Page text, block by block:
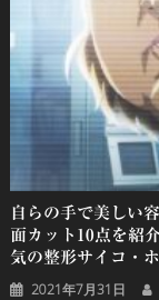
自らの手で美しい
面カット10点を紹
気の整形サイコ・
2021年7月31日